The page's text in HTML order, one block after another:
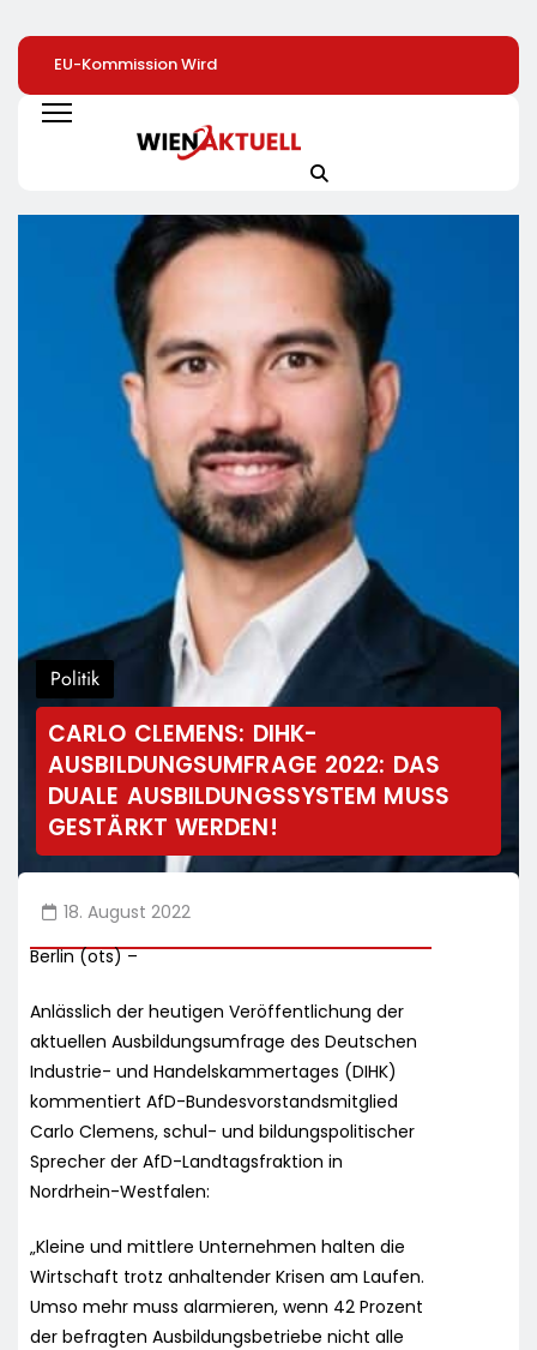
EU-Kommission Wird
Zur „Zentrale Der
Tierindustrie“ /
Tierschutzorganisation
Projektion In Brüssel
Die Nähe Der EU-
Kommission Zur
Tierindustrie An
Kleinen Preis: Lidl
Preise Für Schokolade
Jetzt Bis Zu 13
Prozent Günstiger
Eröffnet Offiziell
Politik
CARLO CLEMENS: DIHK-
AUSBILDUNGSUMFRAGE 2022: DAS
DUALE AUSBILDUNGSSYSTEM MUSS
GESTÄRKT WERDEN!
18. August 2022
Berlin (ots) –
Anlässlich der heutigen Veröffentlichung der
aktuellen Ausbildungsumfrage des Deutschen
Industrie- und Handelskammertages (DIHK)
kommentiert AfD-Bundesvorstandsmitglied
Carlo Clemens, schul- und bildungspolitischer
Sprecher der AfD-Landtagsfraktion in
Nordrhein-Westfalen:
„Kleine und mittlere Unternehmen halten die
Wirtschaft trotz anhaltender Krisen am Laufen.
Umso mehr muss alarmieren, wenn 42 Prozent
der befragten Ausbildungsbetriebe nicht alle